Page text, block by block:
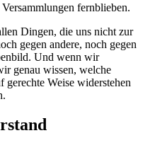
fernblieben.
Dingen, die uns nicht zur
gegen andere, noch gegen
Und wenn wir
genau wissen, welche
Weise widerstehen